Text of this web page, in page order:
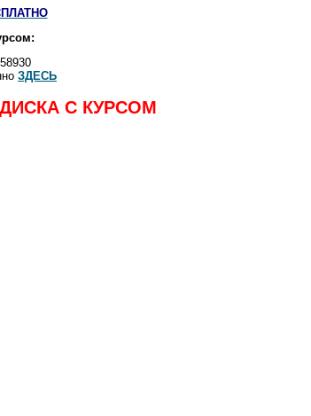
ЗДЕСЬ
С КУРСОМ